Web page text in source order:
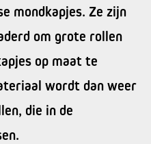
mondkapjes. Ze zijn
om grote rollen
op maat te
wordt dan weer
die in de